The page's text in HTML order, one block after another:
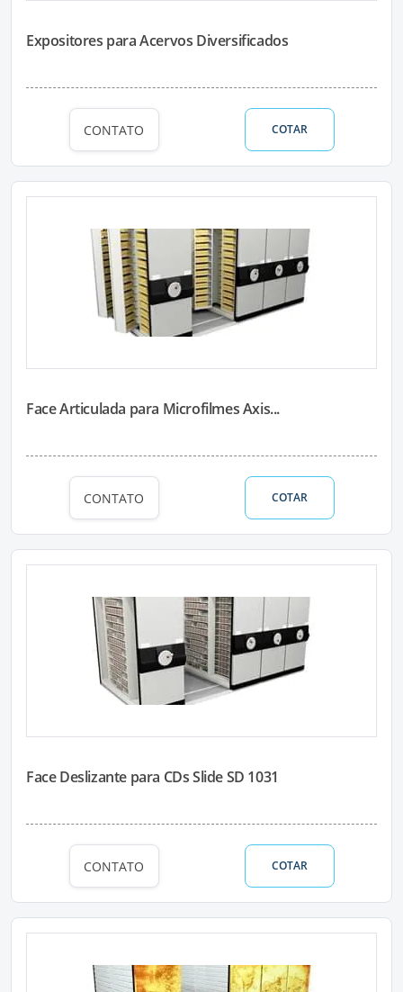
Expositores para Acervos Diversificados
CONTATO COTAR
Face Articulada para Microfilmes Axis...
CONTATO COTAR
Face Deslizante para CDs Slide SD 1031
CONTATO COTAR